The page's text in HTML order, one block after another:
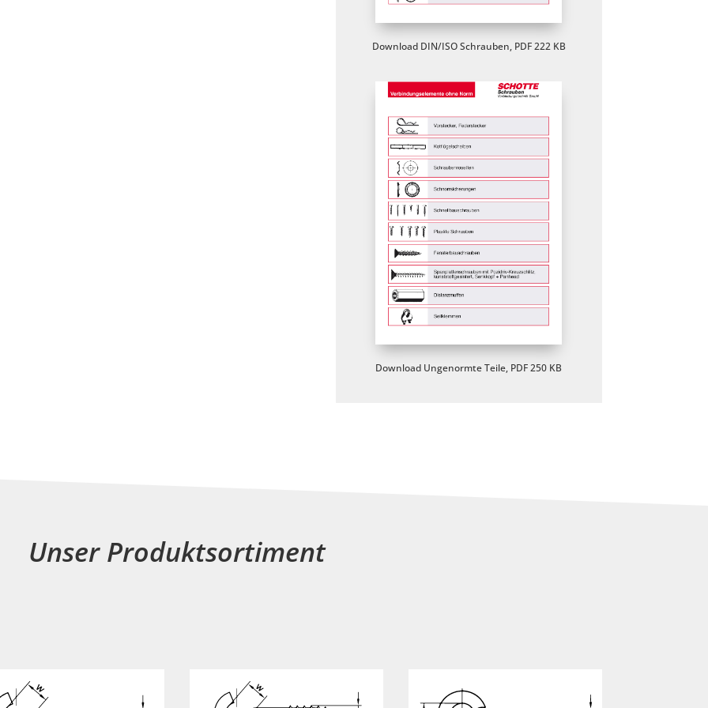
Download DIN/ISO Schrauben, PDF 222 KB
Download Ungenormte Teile, PDF 250 KB
Unser Produktsortiment